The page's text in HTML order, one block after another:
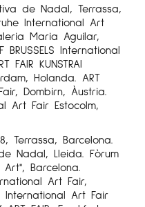
de Nadal, Terrassa,
International Art
Maria Aguilar,
International
KUNSTRAI
Holanda. ART
Dombirn, Àustria.
Art Fair Estocolm,
Terrassa, Barcelona.
Nadal, Lleida. Fòrum
Barcelona.
Art Fair,
International Art Fair